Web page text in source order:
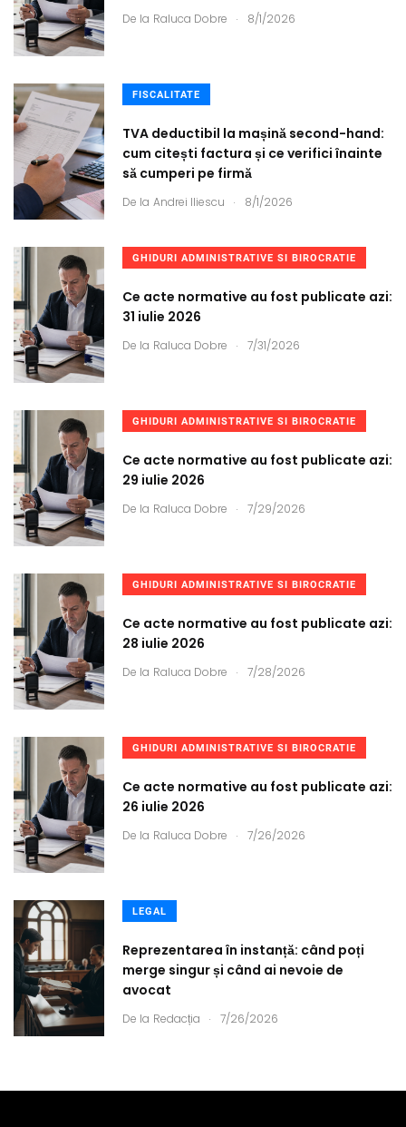
De la Raluca Dobre . 8/1/2026
FISCALITATE
TVA deductibil la mașină second-hand:
cum citești factura și ce verifici înainte
să cumperi pe firmă
De la Andrei Iliescu . 8/1/2026
GHIDURI ADMINISTRATIVE SI BIROCRATIE
Ce acte normative au fost publicate azi:
31 iulie 2026
De la Raluca Dobre . 7/31/2026
GHIDURI ADMINISTRATIVE SI BIROCRATIE
Ce acte normative au fost publicate azi:
29 iulie 2026
De la Raluca Dobre . 7/29/2026
GHIDURI ADMINISTRATIVE SI BIROCRATIE
Ce acte normative au fost publicate azi:
28 iulie 2026
De la Raluca Dobre . 7/28/2026
GHIDURI ADMINISTRATIVE SI BIROCRATIE
Ce acte normative au fost publicate azi:
26 iulie 2026
De la Raluca Dobre . 7/26/2026
LEGAL
Reprezentarea în instanță: când poți
merge singur și când ai nevoie de
avocat
De la Redacția . 7/26/2026